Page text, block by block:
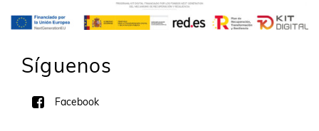
Síguenos
Facebook